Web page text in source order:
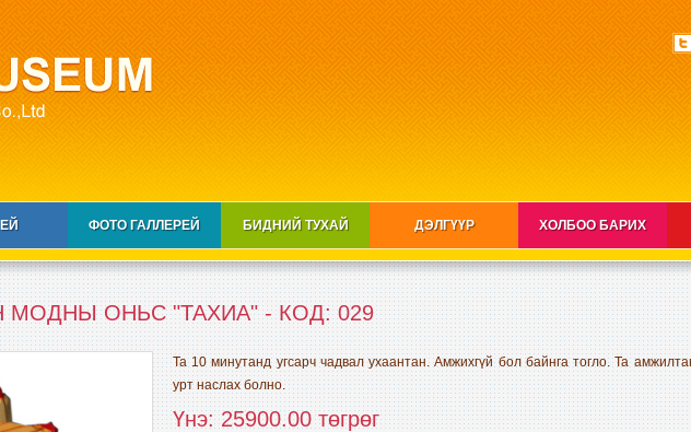
ФОТО ГАЛЛЕРЕЙ БИДНИЙ ТУХАЙ ДЭЛГҮҮР ХОЛБОО БАРИХ
МОДНЫ ОНЬС "ТАХИА" - КОД: 029
Та 10 минутанд угсарч чадвал ухаантан. Амжихгүй бол байнга тогло. Та
урт наслах болно.
Үнэ: 25900.00 төгрөг